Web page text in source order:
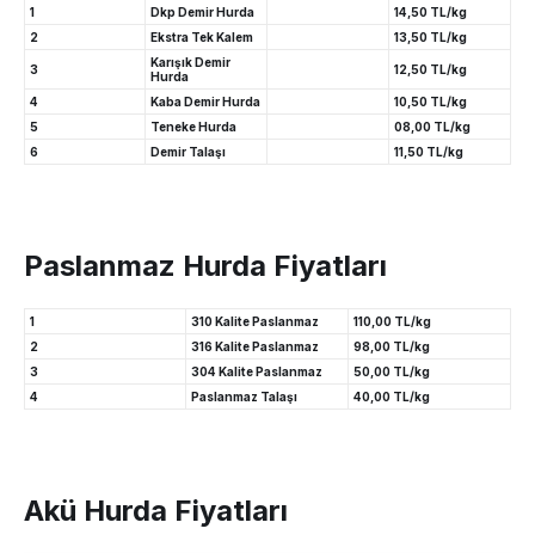
1 Dkp Demir Hurda
14,50 TL/kg
2
Ekstra Tek Kalem 13,50 TL/kg
3
Karışık Demir
Hurda
12,50 TL/kg
4 Kaba Demir Hurda
10,50 TL/kg
5
Teneke Hurda
08,00 TL/kg
6
Demir Talaşı 11,50 TL/kg
Paslanmaz Hurda Fiyatları
1 310 Kalite Paslanmaz
110,00 TL/kg
2
316 Kalite Paslanmaz
98,00 TL/kg
3
304 Kalite Paslanmaz
50,00 TL/kg
4
Paslanmaz Talaşı 40,00 TL/kg
Akü Hurda Fiyatları